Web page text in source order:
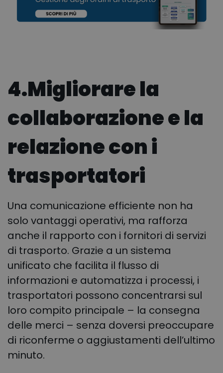
4.Migliorare la
collaborazione e la
relazione con i
trasportatori
Una comunicazione efficiente non ha
solo vantaggi operativi, ma rafforza
anche il rapporto con i fornitori di servizi
di trasporto. Grazie a un sistema
unificato che facilita il flusso di
informazioni e automatizza i processi, i
trasportatori possono concentrarsi sul
loro compito principale – la consegna
delle merci – senza doversi preoccupare
di riconferme o aggiustamenti dell’ultimo
minuto.